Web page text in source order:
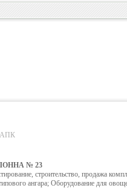
№ 23
строительство, продажа
ангара; Оборудование для